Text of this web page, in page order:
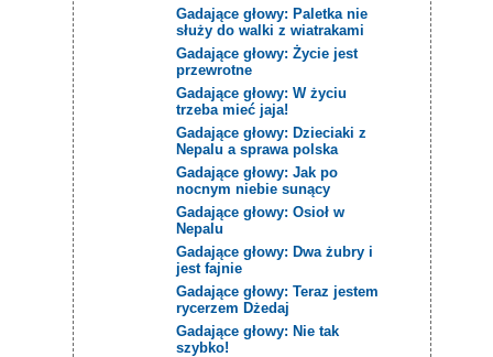
Gadające głowy: Paletka nie
służy do walki z wiatrakami
Gadające głowy: Życie jest
przewrotne
Gadające głowy: W życiu
trzeba mieć jaja!
Gadające głowy: Dzieciaki z
Nepalu a sprawa polska
Gadające głowy: Jak po
nocnym niebie sunący
Gadające głowy: Osioł w
Nepalu
Gadające głowy: Dwa żubry i
jest fajnie
Gadające głowy: Teraz jestem
rycerzem Dżedaj
Gadające głowy: Nie tak
szybko!